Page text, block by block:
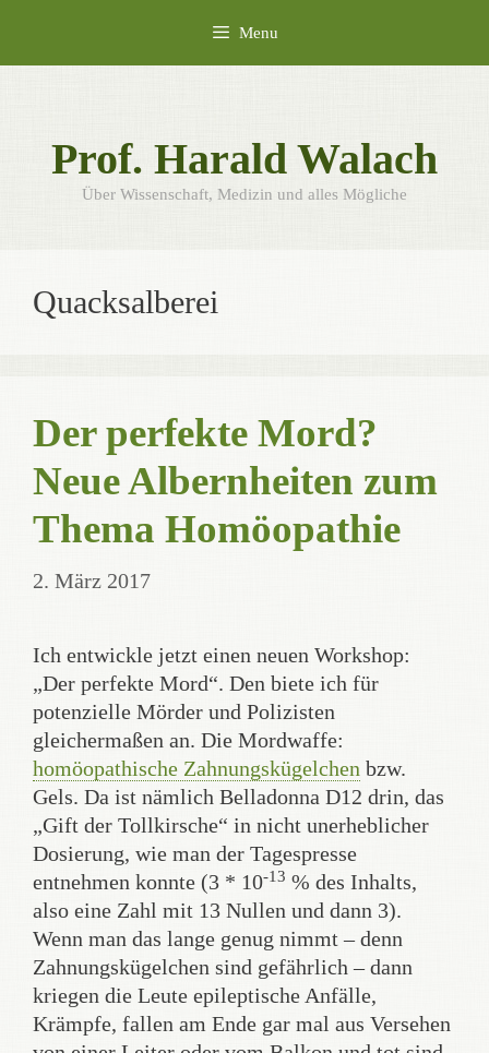
content
Menu
Prof. Harald Walach
Über Wissenschaft, Medizin und alles Mögliche
Quacksalberei
Der perfekte Mord?
Neue Albernheiten zum
Thema Homöopathie
2. März 2017
Ich entwickle jetzt einen neuen Workshop:
„Der perfekte Mord“. Den biete ich für
potenzielle Mörder und Polizisten
gleichermaßen an. Die Mordwaffe:
homöopathische Zahnungskügelchen bzw.
Gels. Da ist nämlich Belladonna D12 drin, das
„Gift der Tollkirsche“ in nicht unerheblicher
Dosierung, wie man der Tagespresse
entnehmen konnte (3 * 10-13 % des Inhalts,
also eine Zahl mit 13 Nullen und dann 3).
Wenn man das lange genug nimmt – denn
Zahnungskügelchen sind gefährlich – dann
kriegen die Leute epileptische Anfälle,
Krämpfe, fallen am Ende gar mal aus Versehen